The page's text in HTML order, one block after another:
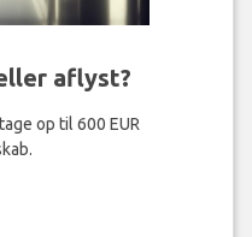
aflyst?
op til 600 EUR